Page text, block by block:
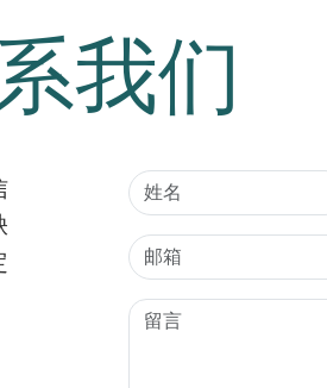
我们